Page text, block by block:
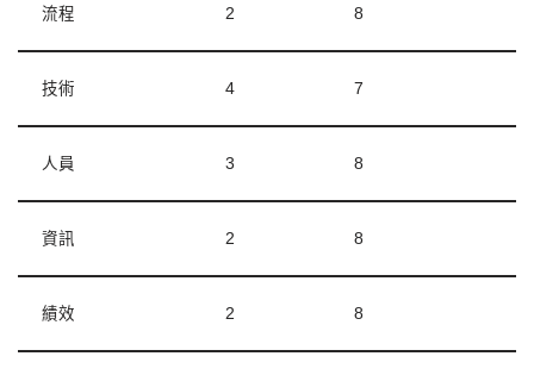
流程 2 8
技術 4 7
人員 3 8
資訊 2 8
績效 2 8